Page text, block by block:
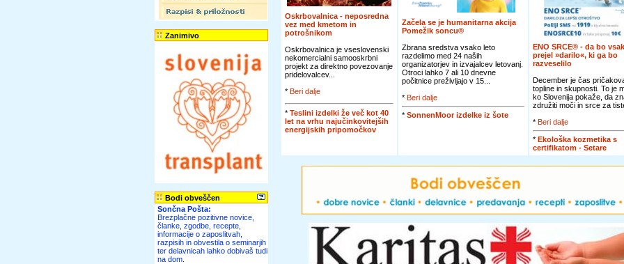
Zanimivo
Bodi obveščen
Sončna Pošta:
Brezplačne pozitivne novice,
članke, zgodbe, recepte,
informacije o zaposlitvah,
razpisih in obvestila o seminarjih
ter delavnicah lahko dobivaš tudi
na dom.
Oskrbovalnica - neposredna
vez med kmetom in
potrošnikom
Oskrbovalnica je vseslovenski
nekomercialni samooskrbni
projekt za direktno povezovanje
pridelovalcev...
* Beri dalje
* Teslini izdelki že več kot 40
let na vrhu najučinkovitejših
energijskih pripomočkov
Začela se je humanitarna akcija
Pomežik soncu®
Zbrana sredstva vsako leto
razdelimo med 24 naših
organizatorjev in izvajalcev letovanj.
Otroci lahko 7 ali 10 dnevne
počitnice preživljajo v 15...
* Beri dalje
* SonnenMoor izdelke iz šote
ENO SRCE® - da bo
prejel »darilo«, ki ga bo
razveselilo
December je čas
topline in skupnosti. To je
ko Slovenija pokaže, da
združiti moči in srce za
* Beri dalje
* Ekološka kozmetika s
certifikatom - Setare